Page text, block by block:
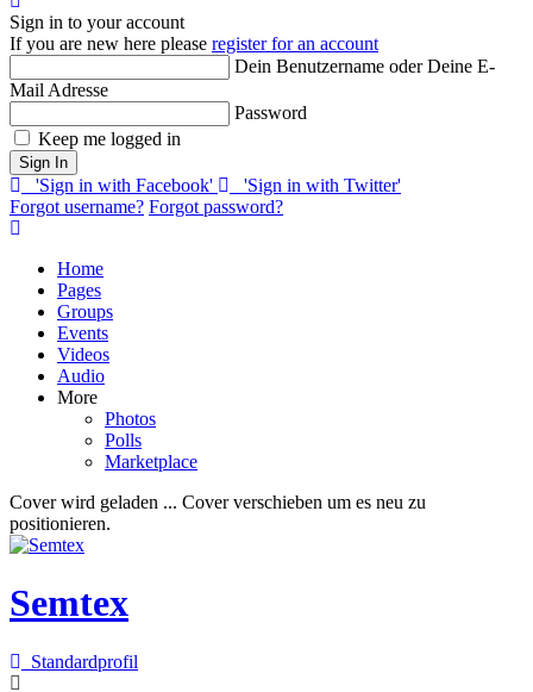
Sign in to your account
If you are new here please register for an account
Dein Benutzername oder Deine E-
Mail Adresse
Password
Keep me logged in
Sign In
'Sign in with Facebook'
'Sign in with Twitter'
Forgot username? Forgot password?
Home
Pages
Groups
Events
Videos
Audio
More
Photos
Polls
Marketplace
Cover wird geladen ... Cover verschieben um es neu zu
positionieren.
Semtex
Standardprofil